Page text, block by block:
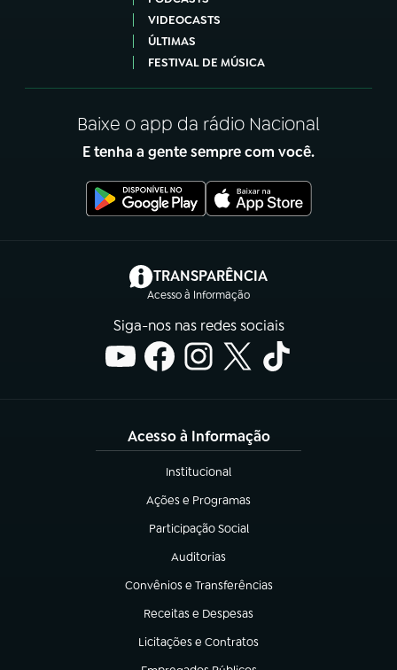
VIDEOCASTS
ÚLTIMAS
FESTIVAL DE MÚSICA
Baixe o app da rádio Nacional
E tenha a gente sempre com você.
TRANSPARÊNCIA
Acesso à Informação
(abre em nova aba)
Siga-nos nas redes sociais
Acesso à Informação
Institucional
(abre em nova aba)
Ações e Programas
(abre em nova aba)
Participação Social
(abre em nova aba)
Auditorias
(abre em nova aba)
Convênios e Transferências
(abre em nova aba)
Receitas e Despesas
(abre em nova aba)
Licitações e Contratos
(abre em nova aba)